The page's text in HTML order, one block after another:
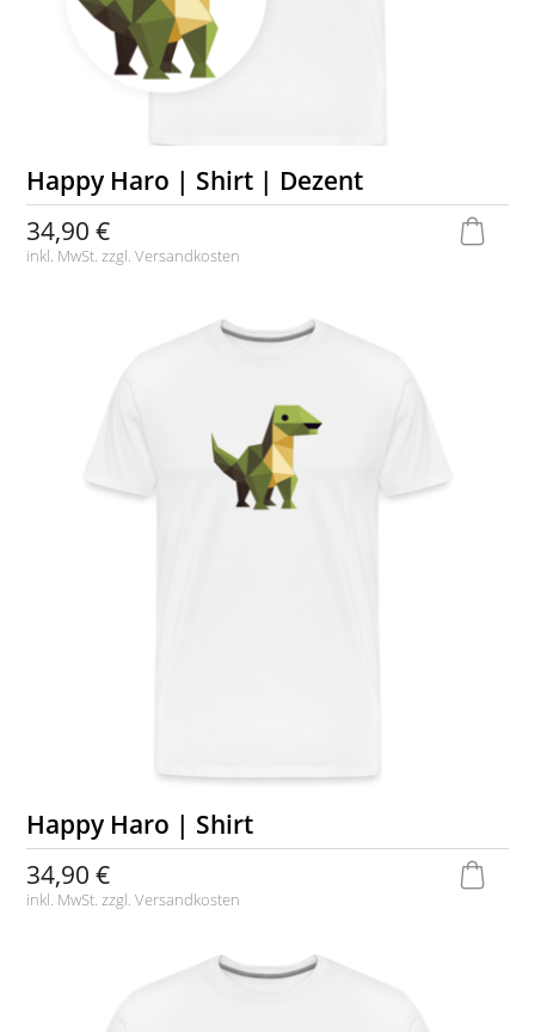
Happy Haro | Shirt | Dezent
34,90 €
inkl. MwSt. zzgl.Versandkosten
Happy Haro | Shirt
34,90 €
inkl. MwSt. zzgl.Versandkosten